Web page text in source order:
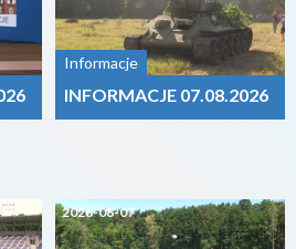
Informacje
INFORMACJE 07.08.2026
2026-08-07